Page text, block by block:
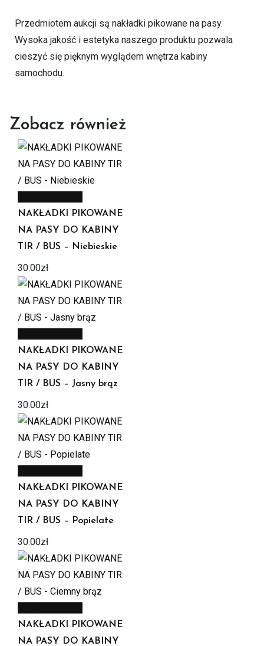
Przedmiotem aukcji są nakładki pikowane na pasy.
Wysoka jakość i estetyka naszego produktu pozwala
cieszyć się pięknym wyglądem wnętrza kabiny
samochodu.
Zobacz również
NAKŁADKI PIKOWANE
NA PASY DO KABINY
TIR / BUS – Niebieskie
30.00zł
NAKŁADKI PIKOWANE
NA PASY DO KABINY
TIR / BUS – Jasny brąz
30.00zł
NAKŁADKI PIKOWANE
NA PASY DO KABINY
TIR / BUS – Popielate
30.00zł
NAKŁADKI PIKOWANE
NA PASY DO KABINY